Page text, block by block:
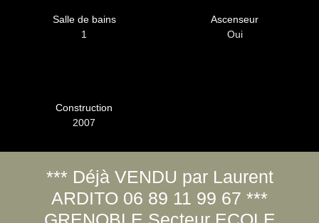
Salle de bains
1
Ascenseur
Oui
Construction
2007
*** Déjà VENDU par Laurent
ARDITO 06 89 11 99 67 ***